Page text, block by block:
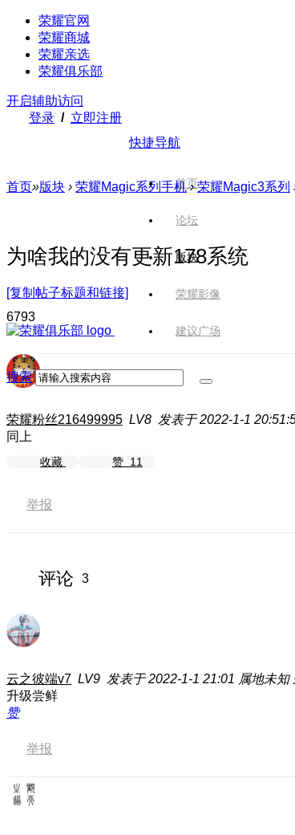
荣耀官网
荣耀商城
荣耀亲选
荣耀俱乐部
开启辅助访问
登录 / 立即注册
快捷导航
首页
论坛
版块
荣耀影像
建议广场
搜索
首页»版块 › 荣耀Magic系列手机 › 荣耀Magic3系列
为啥我的没有更新178系统
[复制帖子标题和链接]
6793
荣耀粉丝216499995 LV8 发表于 2022-1-1
同上
收藏 赞 11
举报
评论 3
云之彼端v7 LV9 发表于 2022-1-1 21:01 属地未知
升级尝鲜
赞
举报